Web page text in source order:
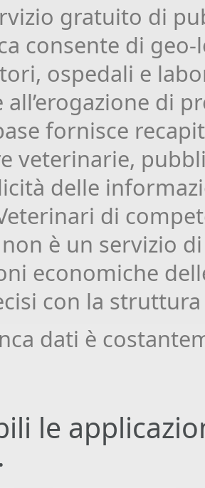
gratuito di
consente di
ospedali e
all’erogazione di
fornisce
veterinarie,
delle
di
è un servizio
economiche
con la
dati è
le